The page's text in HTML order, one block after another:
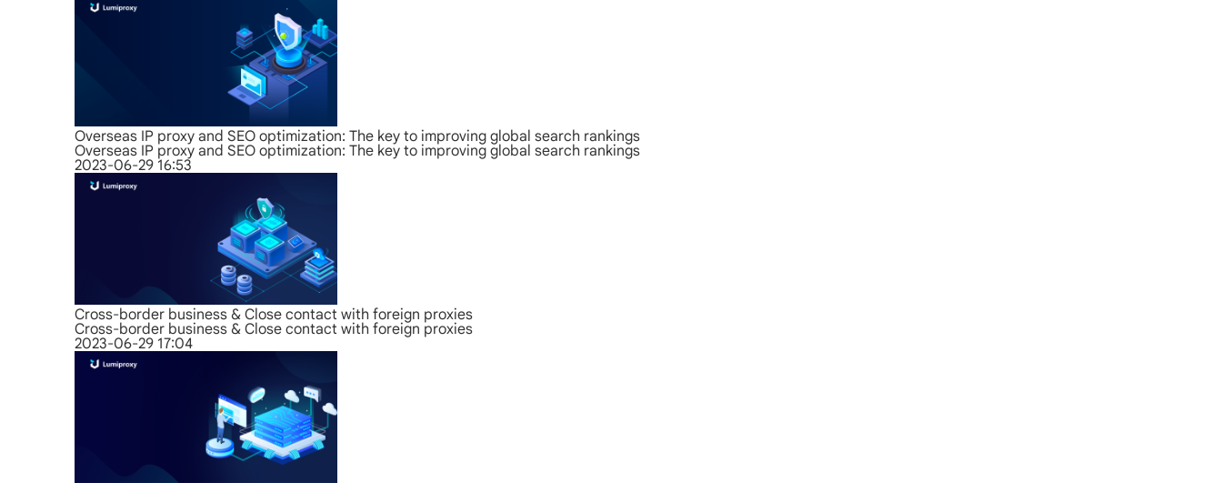
Overseas IP proxy and SEO optimization: The key to improving global search rankings
Overseas IP proxy and SEO optimization: The key to improving global search rankings
2023-06-29 16:53
Cross-border business & Close contact with foreign proxies
Cross-border business & Close contact with foreign proxies
2023-06-29 17:04